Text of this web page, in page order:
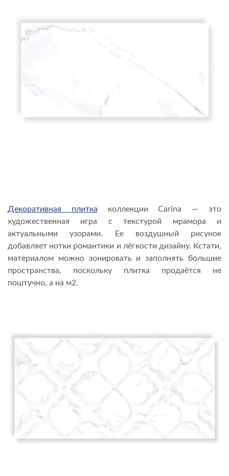
Декоративная плитка коллекции Carina — это
художественная игра с текстурой мрамора и
актуальными узорами. Ее воздушный рисунок
добавляет нотки романтики и лёгкости дизайну. Кстати,
материалом можно зонировать и заполнять большие
пространства, поскольку плитка продаётся не
поштучно, а на м2.